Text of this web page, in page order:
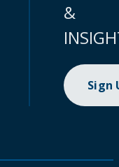
&
Sign